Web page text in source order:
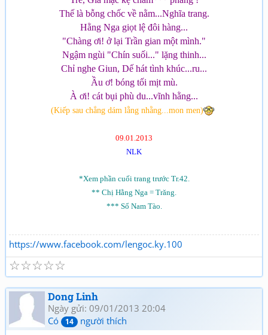
Thế là bỗng chốc về nằm...Nghĩa trang.
Hằng Nga giọt lệ đôi hàng...
"Chàng ơi! ở lại Trần gian một mình."
Ngậm ngùi "Chín suối..." lặng thinh...
Chỉ nghe Giun, Dế hát tình khúc...ru...
Ầu ơ! bóng tối mịt mù.
À ơi! cát bụi phù du...vĩnh hằng...
(Kiếp sau chẳng dám lằng nhằng...mon men)
09.01.2013
NLK
*Xem phần cuối trang trước Tr.42.
** Chị Hằng Nga = Trăng.
*** Sổ Nam Tào.
https://www.facebook.com/lengoc.ky.100
☆
☆
☆
☆
☆
Dong Linh
Ngày gửi: 09/01/2013 20:04
Có
14 người thích